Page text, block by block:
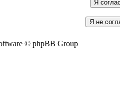
© phpBB Group